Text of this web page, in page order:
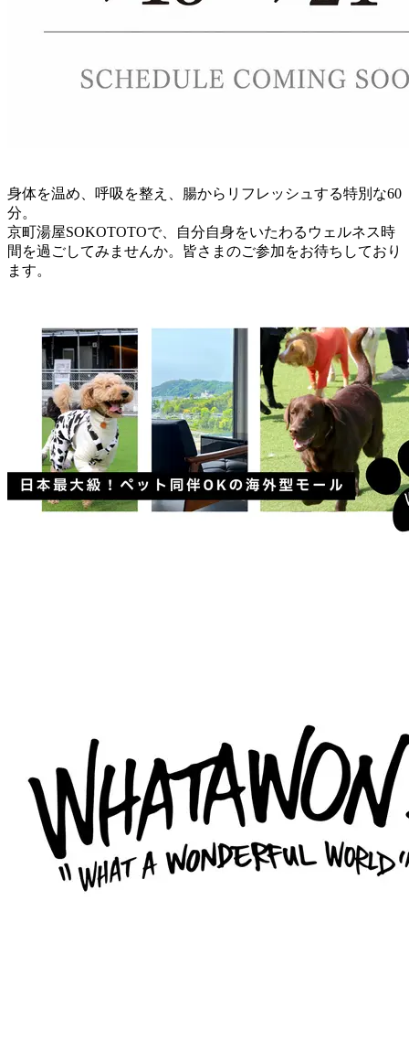
身体を温め、呼吸を整え、腸からリフレッシュする特別な60
分。
京町湯屋SOKOTOTOで、自分自身をいたわるウェルネス時
間を過ごしてみませんか。皆さまのご参加をお待ちしており
ます。